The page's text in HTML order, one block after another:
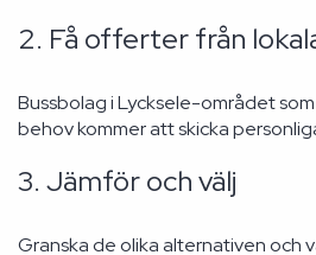
2. Få offerter från
Bussbolag i Lycksele-området
behov kommer att skicka
3. Jämför och välj
Granska de olika alternativen och